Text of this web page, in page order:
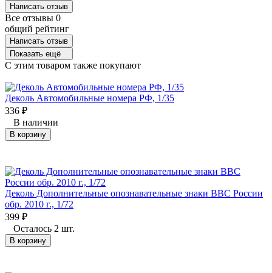
Написать отзыв
Все отзывы 0
общий рейтинг
Написать отзыв
Показать ещё
C этим товаром также покупают
Деколь Автомобильные номера РФ, 1/35
336 ₽
В наличии
В корзину
Деколь Дополнительные опознавательные знаки ВВС России
обр. 2010 г., 1/72
399 ₽
Осталось 2 шт.
В корзину